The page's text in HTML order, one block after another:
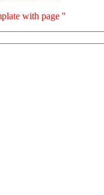
with page ''